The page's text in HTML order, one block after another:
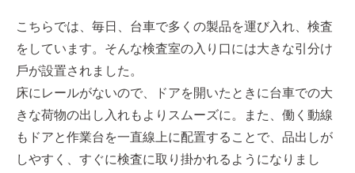
こちらでは、毎⽇、台⾞で多くの製品を運び⼊れ、検査
をしています。そんな検査室の⼊り⼝には⼤きな引分け
⼾が設置されました。
床にレールがないので、ドアを開いたときに台⾞での⼤
きな荷物の出し⼊れもよりスムーズに。また、働く動線
もドアと作業台を⼀直線上に配置することで、品出しが
しやすく、すぐに検査に取り掛かれるようになりまし